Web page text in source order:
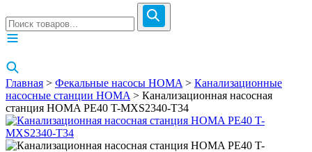
Главная > Фекальные насосы HOMA > Канализационные
насосные станции HOMA > Канализационная насосная
станция HOMA PE40 T-MXS2340-T34